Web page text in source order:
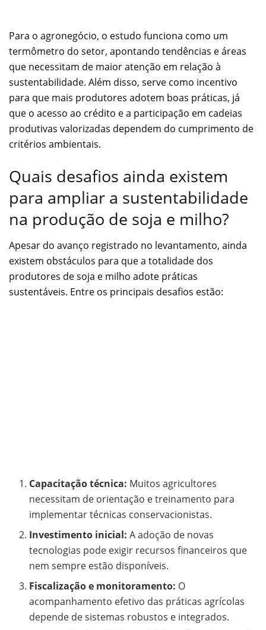
Para o agronegócio, o estudo funciona como um
termômetro do setor, apontando tendências e áreas
que necessitam de maior atenção em relação à
sustentabilidade. Além disso, serve como incentivo
para que mais produtores adotem boas práticas, já
que o acesso ao crédito e a participação em cadeias
produtivas valorizadas dependem do cumprimento de
critérios ambientais.
Quais desafios ainda existem
para ampliar a sustentabilidade
na produção de soja e milho?
Apesar do avanço registrado no levantamento, ainda
existem obstáculos para que a totalidade dos
produtores de soja e milho adote práticas
sustentáveis. Entre os principais desafios estão:
Capacitação técnica: Muitos agricultores
necessitam de orientação e treinamento para
implementar técnicas conservacionistas.
Investimento inicial: A adoção de novas
tecnologias pode exigir recursos financeiros que
nem sempre estão disponíveis.
Fiscalização e monitoramento: O
acompanhamento efetivo das práticas agrícolas
depende de sistemas robustos e integrados.